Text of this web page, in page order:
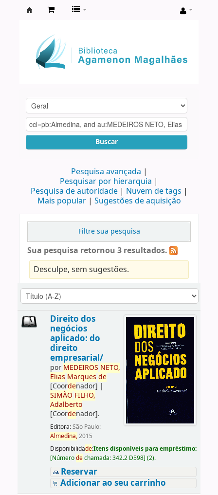
Agamenon
Magalhães
Buscar
Pesquisa avançada
Pesquisar por hierarquia
Pesquisa de autoridade
Nuvem de tags
Mais popular
Sugestões de aquisição
Filtre sua pesquisa
Sua pesquisa retornou 3 resultados.
Desculpe, sem sugestões.
Direito dos
negócios
aplicado: do
direito
empresarial/
por MEDEIROS NETO,
Elias Marques de
[Coordenador] |
SIMÃO FILHO,
Adalberto
[Coordenador].
Editora:São Paulo:
Almedina,2015
Disponibilidade:Itens disponíveis para empréstimo:
[Númerodechamada:342.2 D598] (2).
Reservar
Adicionar ao seu carrinho